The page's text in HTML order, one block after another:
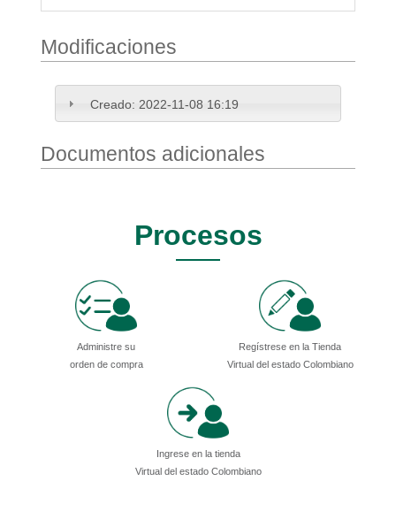
Modificaciones
Creado: 2022-11-08 16:19
Documentos adicionales
Procesos
Administre su
orden de compra
Regístrese en la Tienda
Virtual del estado Colombiano
Ingrese en la tienda
Virtual del estado Colombiano